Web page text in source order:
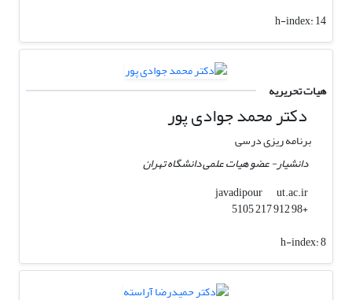
h-index:14
هیات تحریریه
دکتر محمد جوادی پور
برنامه ریزی درسی
دانشیار- عضو هیات علمی دانشگاه تهران
javadipour
ut.ac.ir
+98 912 217 5105
h-index:8